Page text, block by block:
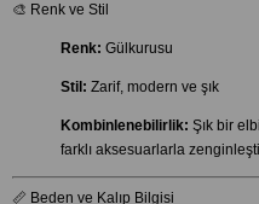
🎨 Renk ve Stil
Renk: Gülkurusu
Stil: Zarif, modern ve şık
Kombinlenebilirlik: Şık bir
farklı aksesuarlarla
📏 Beden ve Kalıp Bilgisi